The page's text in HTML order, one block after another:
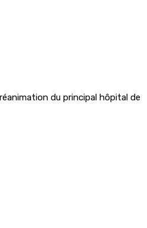
du principal hôpital de